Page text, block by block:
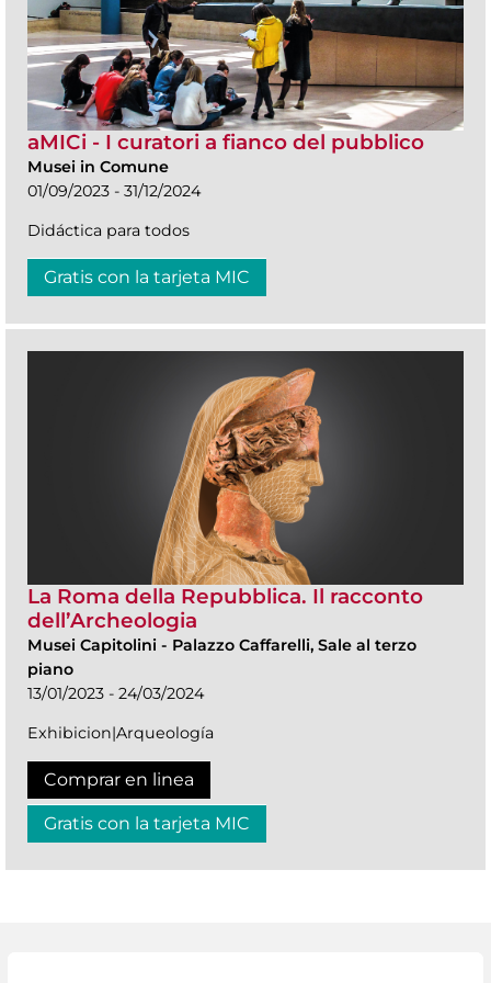
aMICi - I curatori a fianco del pubblico
Musei in Comune
01/09/2023 - 31/12/2024
Didáctica para todos
Gratis con la tarjeta MIC
La Roma della Repubblica. Il racconto
dell’Archeologia
Musei Capitolini - Palazzo Caffarelli, Sale al terzo
piano
13/01/2023 - 24/03/2024
Exhibicion|Arqueología
Comprar en linea
Gratis con la tarjeta MIC